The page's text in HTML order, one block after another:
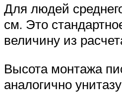
Для людей
см. Это
величину из
Высота монтажа
аналогично